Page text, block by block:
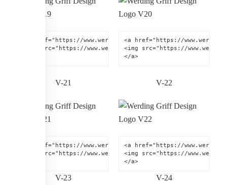
<a href="https://www.werding.de" title="Werding Griff-
<img src="https://www.werding.de/images/werding-griff-
<a href="https://
<img src="https://
</a>
V-21
<a href="https://www.werding.de" title="Werding Griff-
<img src="https://www.werding.de/images/werding-griff-
V-22
<a href="https://
<img src="https://
</a>
V-23 V-24